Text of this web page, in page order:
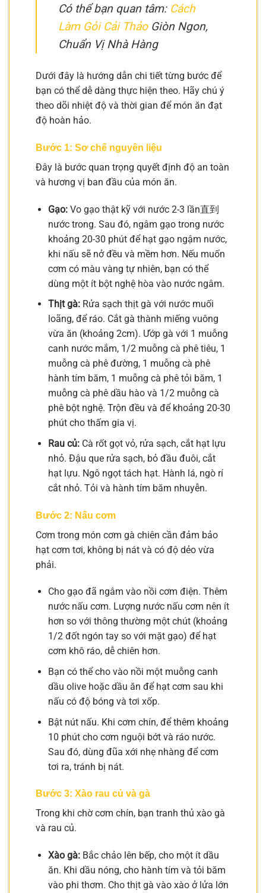
Có thể bạn quan tâm: Cách
Làm Gỏi Cải ThảoGiòn Ngon,
Chuẩn Vị Nhà Hàng
Dưới đây là hướng dẫn chi tiết từng bước để
bạn có thể dễ dàng thực hiện theo. Hãy chú ý
theo dõi nhiệt độ và thời gian để món ăn đạt
độ hoàn hảo.
Bước 1: Sơ chế nguyên liệu
Đây là bước quan trọng quyết định độ an toàn
và hương vị ban đầu của món ăn.
Gạo:Vo gạo thật kỹ với nước 2-3 lần直到
nước trong. Sau đó, ngâm gạo trong nước
khoảng 20-30 phút để hạt gạo ngậm nước,
khi nấu sẽ nở đều và mềm hơn. Nếu muốn
cơm có màu vàng tự nhiên, bạn có thể
dùng một ít bột nghệ hòa vào nước ngâm.
Thịt gà:Rửa sạch thịt gà với nước muối
loãng, để ráo. Cắt gà thành miếng vuông
vừa ăn (khoảng 2cm). Ướp gà với 1 muỗng
canh nước mắm, 1/2 muỗng cà phê tiêu, 1
muỗng cà phê đường, 1 muỗng cà phê
hành tím băm, 1 muỗng cà phê tỏi băm, 1
muỗng cà phê dầu hào và 1/2 muỗng cà
phê bột nghệ. Trộn đều và để khoảng 20-30
phút cho thấm gia vị.
Rau củ:Cà rốt gọt vỏ, rửa sạch, cắt hạt lựu
nhỏ. Đậu que rửa sạch, bỏ đầu đuôi, cắt
hạt lựu. Ngô ngọt tách hạt. Hành lá, ngò rí
cắt nhỏ. Tỏi và hành tím băm nhuyễn.
Bước 2: Nấu cơm
Cơm trong món cơm gà chiên cần đảm bảo
hạt cơm tơi, không bị nát và có độ dẻo vừa
phải.
Cho gạo đã ngâm vào nồi cơm điện. Thêm
nước nấu cơm. Lượng nước nấu cơm nên ít
hơn so với thông thường một chút (khoảng
1/2 đốt ngón tay so với mặt gạo) để hạt
cơm khô ráo, dễ chiên hơn.
Bạn có thể cho vào nồi một muỗng canh
dầu olive hoặc dầu ăn để hạt cơm sau khi
nấu có độ bóng và tơi xốp.
Bật nút nấu. Khi cơm chín, để thêm khoảng
10 phút cho cơm nguội bớt và ráo nước.
Sau đó, dùng đũa xới nhẹ nhàng để cơm
tơi ra, tránh bị nát.
Bước 3: Xào rau củ và gà
Trong khi chờ cơm chín, bạn tranh thủ xào gà
và rau củ.
Xào gà:Bắc chảo lên bếp, cho một ít dầu
ăn. Khi dầu nóng, cho hành tím và tỏi băm
vào phi thơm. Cho thịt gà vào xào ở lửa lớn